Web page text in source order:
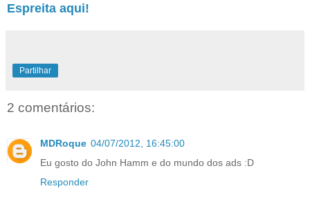
Espreita aqui!
Partilhar
2 comentários:
MDRoque 04/07/2012, 16:45:00
Eu gosto do John Hamm e do mundo dos ads :D
Responder